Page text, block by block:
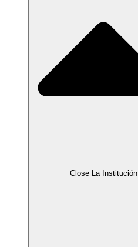
Close La Institución